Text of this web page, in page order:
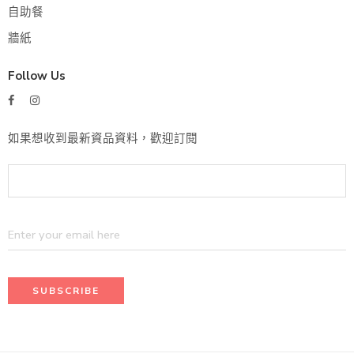
自助餐
牆紙
Follow Us
如果想收到最新資品資料，歡迎訂閱